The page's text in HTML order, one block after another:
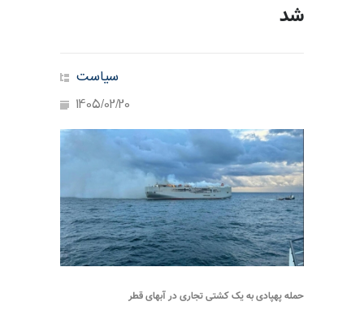
شد
سیاست
1405/02/20
حمله پهپادی به یک کشتی تجاری در آبهای قطر